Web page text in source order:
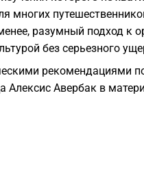
многих
разумный подход к
без серьезного
рекомендациями
Алексис Авербак в